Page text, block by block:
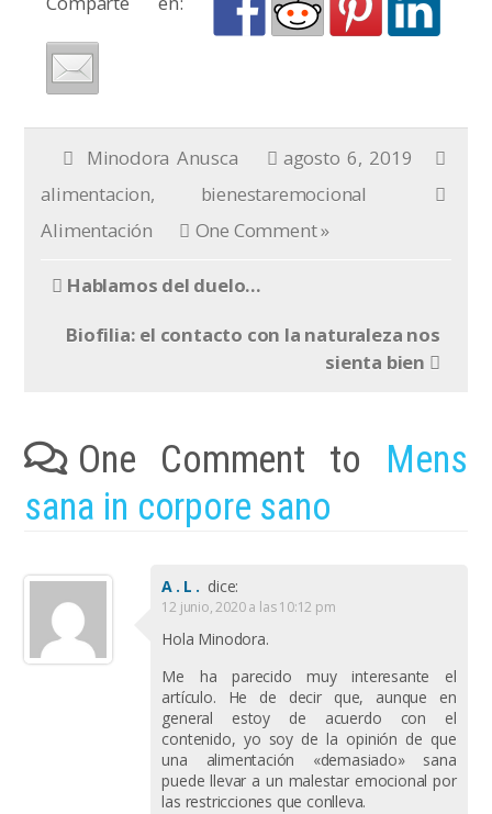
Minodora Anusca
agosto 6, 2019
alimentacion, bienestaremocional
Alimentación
One Comment »
Hablamos del duelo…
Biofilia: el contacto con la naturaleza nos
sienta bien
One Comment to Mens
sana in corpore sano
A.L. dice:
12 junio, 2020 a las 10:12 pm
Hola Minodora.
Me ha parecido muy interesante el
artículo. He de decir que, aunque en
general estoy de acuerdo con el
contenido, yo soy de la opinión de que
una alimentación «demasiado» sana
puede llevar a un malestar emocional por
las restricciones que conlleva.